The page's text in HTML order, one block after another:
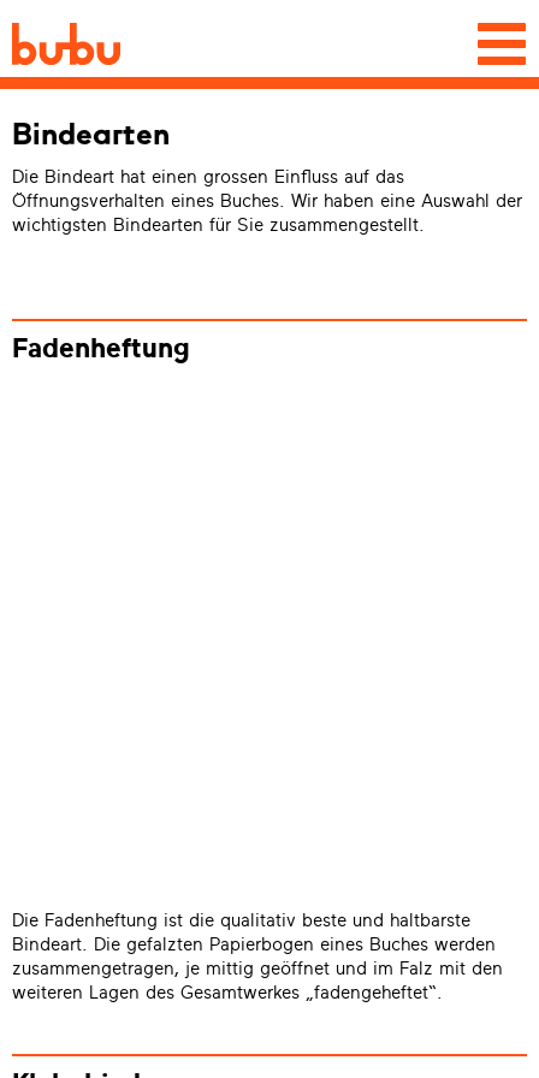
Bindearten
Die Bindeart hat einen grossen Einfluss auf das
Öffnungsverhalten eines Buches. Wir haben eine Auswahl der
wichtigsten Bindearten für Sie zusammengestellt.
Fadenheftung
Die Fadenheftung ist die qualitativ beste und haltbarste
Bindeart. Die gefalzten Papierbogen eines Buches werden
zusammengetragen, je mittig geöffnet und im Falz mit den
weiteren Lagen des Gesamtwerkes „fadengeheftet“.